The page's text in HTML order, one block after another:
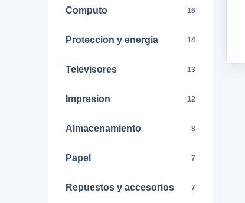
Computo 16
Proteccion y energia 14
Televisores 13
Impresion 12
Almacenamiento 8
Papel 7
Repuestos y accesorios 7